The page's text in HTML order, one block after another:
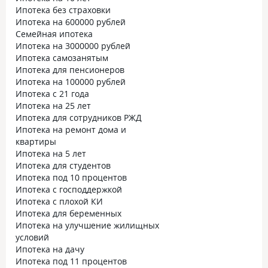
Высокого уровня руководство,
высокого уровня специалисты! Хочу
особенно отметить специалистов
банка: ведущего экономиста ОКО
Оксану Владимировну и экономиста
ОКО Лева Евгеньевича! Специалисты
на все золота, по другому
и не скажешь! Если бы не они,
бюрократия бы победила! Внесли
свой профессиональный вклад
в реализации нашей мечты! Ребята
желаю вам всего самого хорошего
и повышения (ну или хотя бы
премировать!)
Ипотека без страховки
Ипотека на 600000 рублей
Семейная ипотека
Ипотека на 3000000 рублей
Ипотека самозанятым
Ипотека для пенсионеров
Ипотека на 100000 рублей
Ипотека с 21 года
Ипотека на 25 лет
Ипотека для сотрудников РЖД
Ипотека на ремонт дома и
квартиры
Ипотека на 5 лет
Ипотека для студентов
Ипотека под 10 процентов
Ипотека с господдержкой
Ипотека с плохой КИ
Ипотека для беременных
Ипотека на улучшение жилищных
условий
Ипотека на дачу
Ипотека под 11 процентов